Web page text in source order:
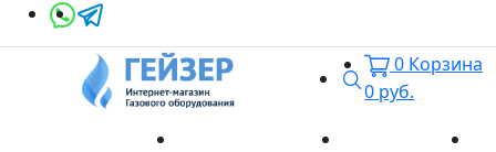
Поиск
0 Корзина
0 руб.